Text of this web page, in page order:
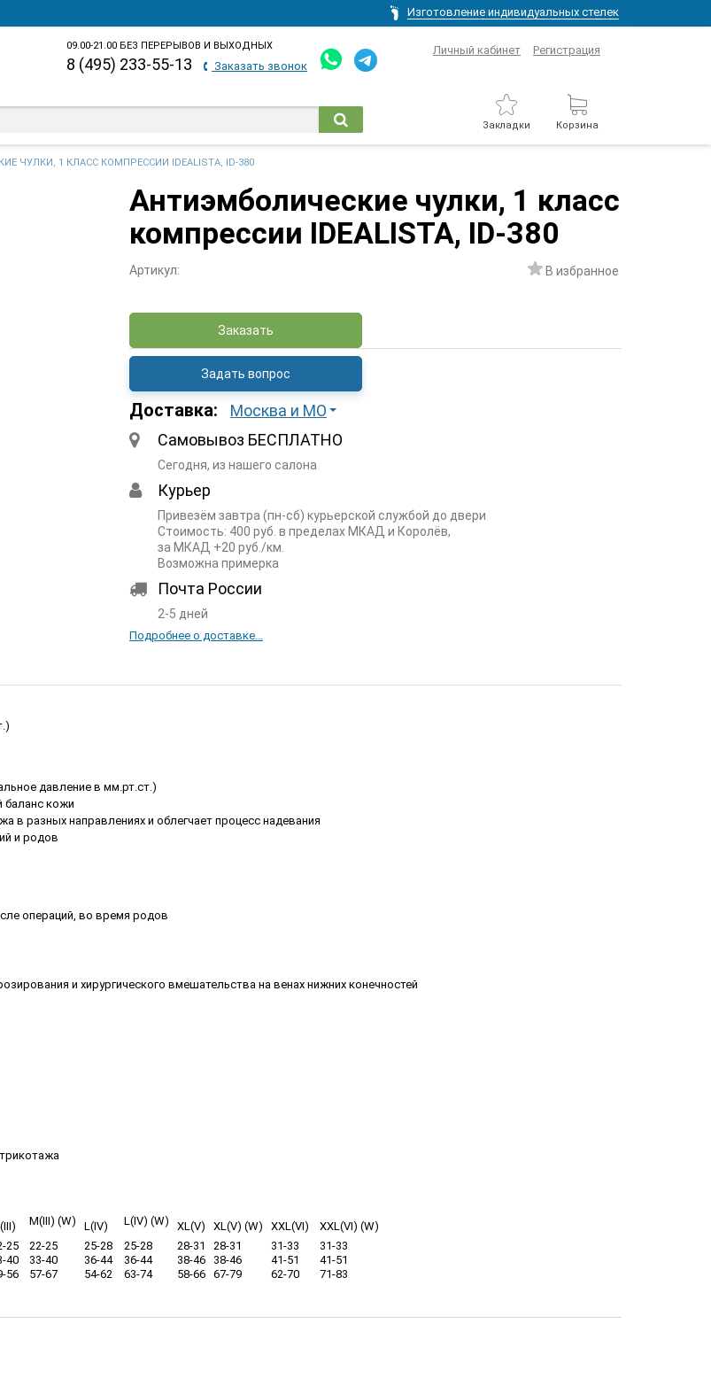
Изготовление индивидуальных стелек
09.00-21.00 БЕЗ ПЕРЕРЫВОВ И ВЫХОДНЫХ
8 (495) 233-55-13 Заказать звонок
Личный кабинет Регистрация
Закладки Корзина
ЧУЛКИ, 1 КЛАСС КОМПРЕССИИ IDEALISTA, ID-380
Антиэмболические чулки, 1 класс
компрессии IDEALISTA, ID-380
Артикул: В избранное
Заказать
Задать вопрос
Доставка:
Москва и МО
Самовывоз БЕСПЛАТНО
Сегодня, из нашего салона
Курьер
Привезём завтра (пн-сб) курьерской службой до двери
Стоимость: 400 руб. в пределах МКАД и Королёв,
за МКАД +20 руб./км.
Возможна примерка
Почта России
2-5 дней
Подробнее о доставке...
давление в мм.рт.ст.)
баланс кожи
в разных направлениях и облегчает процесс надевания
и родов
операций, во время родов
и хирургического вмешательства на венах нижних конечностей
M(III) (W) L(IV) L(IV) (W) XL(V) XL(V) (W) XXL(VI) XXL(VI) (W)
25 22-25 25-28 25-28 28-31 28-31 31-33
31-33
40 33-40 36-44 36-44 38-46 38-46 41-51
41-51
56 57-67 54-62 63-74 58-66 67-79 62-70 71-83